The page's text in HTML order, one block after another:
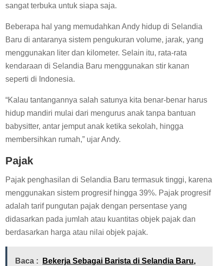
sangat terbuka untuk siapa saja.
Beberapa hal yang memudahkan Andy hidup di Selandia
Baru di antaranya sistem pengukuran volume, jarak, yang
menggunakan liter dan kilometer. Selain itu, rata-rata
kendaraan di Selandia Baru menggunakan stir kanan
seperti di Indonesia.
“Kalau tantangannya salah satunya kita benar-benar harus
hidup mandiri mulai dari mengurus anak tanpa bantuan
babysitter, antar jemput anak ketika sekolah, hingga
membersihkan rumah,” ujar Andy.
Pajak
Pajak penghasilan di Selandia Baru termasuk tinggi, karena
menggunakan sistem progresif hingga 39%. Pajak progresif
adalah tarif pungutan pajak dengan persentase yang
didasarkan pada jumlah atau kuantitas objek pajak dan
berdasarkan harga atau nilai objek pajak.
Baca :
Bekerja Sebagai Barista di Selandia Baru,